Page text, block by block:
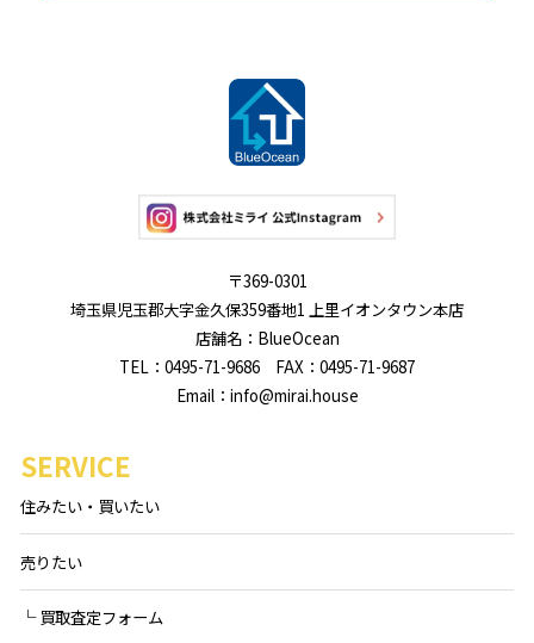
〒369-0301
埼玉県児玉郡大字金久保359番地1 上里イオンタウン本店
店舗名：BlueOcean
TEL：0495-71-9686 FAX：0495-71-9687
Email：info@mirai.house
SERVICE
住みたい・買いたい
売りたい
└ 買取査定フォーム